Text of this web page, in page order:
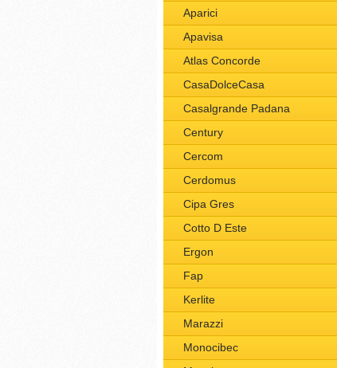
Aparici
Apavisa
Atlas Concorde
CasaDolceCasa
Casalgrande Padana
Century
Cercom
Cerdomus
Cipa Gres
Cotto D Este
Ergon
Fap
Kerlite
Marazzi
Monocibec